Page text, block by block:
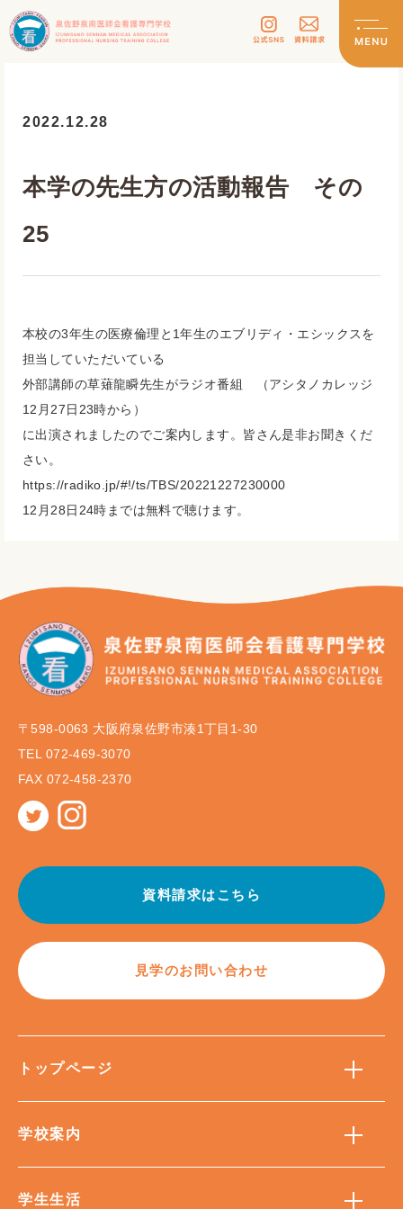
2022.12.28
本学の先生方の活動報告 その
25
本校の3年生の医療倫理と1年生のエブリディ・ エシックスを
担当していただいている
外部講師の草薙龍瞬先生がラジオ番組 （アシタノカレッジ
12月27日23時から）
に出演されましたのでご案内します。皆さん是非お聞きくだ
さい。
https://radiko.jp/#!/ts/TBS/20221227230000
12月28日24時までは無料で聴けます。
〒598-0063 大阪府泉佐野市湊1丁目1-30
TEL 072-469-3070
FAX 072-458-2370
資料請求はこちら
見学のお問い合わせ
トップページ
学校案内
学生生活